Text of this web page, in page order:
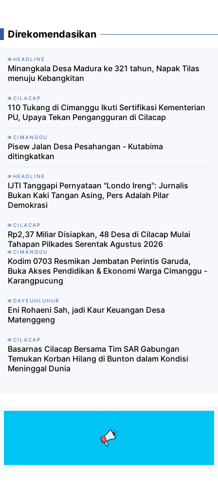
Direkomendasikan
HEADLINE
Minangkala Desa Madura ke 321 tahun, Napak Tilas
menuju Kebangkitan
CILACAP
110 Tukang di Cimanggu Ikuti Sertifikasi Kementerian
PU, Upaya Tekan Pengangguran di Cilacap
CIMANGGU
Pisew Jalan Desa Pesahangan - Kutabima
ditingkatkan
HEADLINE
IJTI Tanggapi Pernyataan "Londo Ireng": Jurnalis
Bukan Kaki Tangan Asing, Pers Adalah Pilar
Demokrasi
CILACAP
Rp2,37 Miliar Disiapkan, 48 Desa di Cilacap Mulai
Tahapan Pilkades Serentak Agustus 2026
CIMANGGU
Kodim 0703 Resmikan Jembatan Perintis Garuda,
Buka Akses Pendidikan & Ekonomi Warga Cimanggu -
Karangpucung
DAYEUHLUHUR
Eni Rohaeni Sah, jadi Kaur Keuangan Desa
Matenggeng
CILACAP
Basarnas Cilacap Bersama Tim SAR Gabungan
Temukan Korban Hilang di Bunton dalam Kondisi
Meninggal Dunia